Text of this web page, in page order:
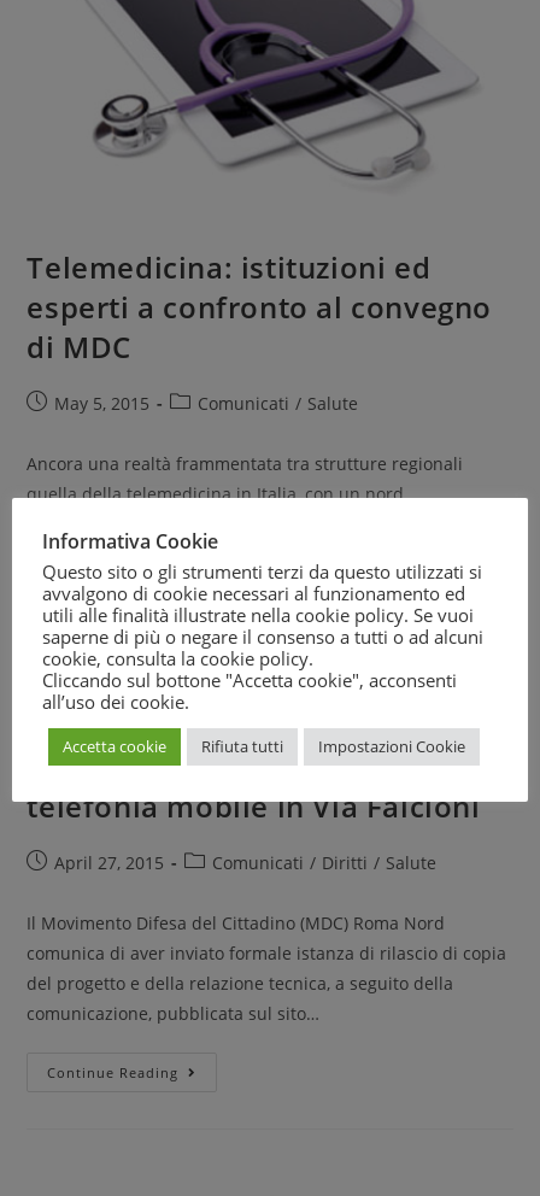
Telemedicina: istituzioni ed
esperti a confronto al convegno
di MDC
May 5, 2015 Comunicati / Salute
Ancora una realtà frammentata tra strutture regionali
quella della telemedicina in Italia, con un nord
strumenti e servizi online. Sulle opportunità, i rischi e…
Continue Reading
MDC Roma Nord contro
l’installazione di un’antenna di
telefonia mobile in Via Falcioni
April 27, 2015 Comunicati / Diritti / Salute
Il Movimento Difesa del Cittadino (MDC) Roma Nord
comunica di aver inviato formale istanza di rilascio di copia
del progetto e della relazione tecnica, a seguito della
comunicazione, pubblicata sul sito…
Continue Reading
Informativa Cookie
Questo sito o gli strumenti terzi da questo utilizzati si
avvalgono di cookie necessari al funzionamento ed
utili alle finalità illustrate nella cookie policy. Se vuoi
saperne di più o negare il consenso a tutti o ad alcuni
cookie, consulta la cookie policy.
Cliccando sul bottone "Accetta cookie", acconsenti
all’uso dei cookie.
Accetta cookie Rifiuta tutti Impostazioni Cookie